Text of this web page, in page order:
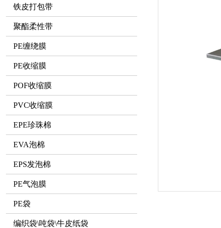
铁皮打包带
聚酯柔性带
PE缠绕膜
PE收缩膜
POF收缩膜
PVC收缩膜
EPE珍珠棉
EVA泡棉
EPS发泡棉
PE气泡膜
PE袋
编织袋\吨袋\牛皮纸袋